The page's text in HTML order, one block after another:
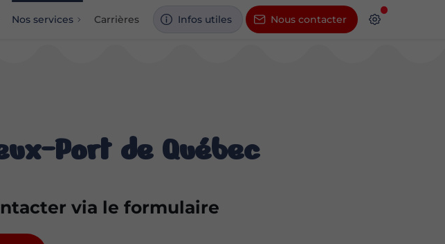
Nos services Carrières Infos utiles Nous contacter
Port de Québec
via le formulaire